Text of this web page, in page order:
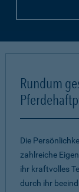
Rundum
Die
zahlreiche
ihr kraftvolles
durch ihr